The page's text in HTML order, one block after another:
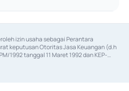
izin usaha sebagai Perantara
keputusan Otoritas Jasa Keuangan (d.h
1992 tanggal 11 Maret 1992 dan KEP-
2014, izin usaha sebagai Penjamin Emisi
Otoritas Jasa Keuangan Nomor KEP-